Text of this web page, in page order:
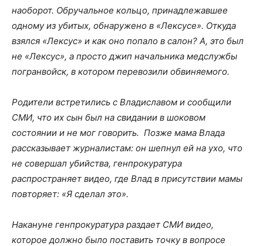
наоборот. Обручальное кольцо, принадлежавшее
одному из убитых, обнаружено в «Лексусе». Откуда
взялся «Лексус» и как оно попало в салон? А, это был
не «Лексус», а просто джип начальника медслужбы
погранвойск, в котором перевозили обвиняемого.
Родители встретились с Владиславом и сообщили
СМИ, что их сын был на свидании в шоковом
состоянии и не мог говорить. Позже мама Влада
рассказывает журналистам: он шепнул ей на ухо, что
не совершал убийства, генпрокуратура
распространяет видео, где Влад в присутствии мамы
повторяет: «Я сделал это».
Накануне генпрокуратура раздает СМИ видео,
котороедолжно было поставить точку в вопросе